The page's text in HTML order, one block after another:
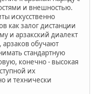
и внешностью.
искусственно
как залог дистанции
и арзакский диалект
обучают
стандартную
конечно - высокая
их
и технически